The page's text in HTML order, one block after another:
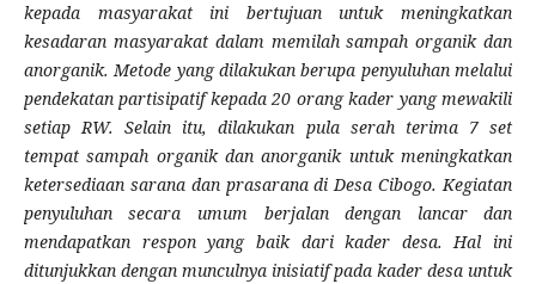
kepada masyarakat ini bertujuan untuk meningkatkan
kesadaran masyarakat dalam memilah sampah organik dan
anorganik. Metode yang dilakukan berupa penyuluhan melalui
pendekatan partisipatif kepada 20 orang kader yang mewakili
setiap RW. Selain itu, dilakukan pula serah terima 7 set
tempat sampah organik dan anorganik untuk meningkatkan
ketersediaan sarana dan prasarana di Desa Cibogo. Kegiatan
penyuluhan secara umum berjalan dengan lancar dan
mendapatkan respon yang baik dari kader desa. Hal ini
ditunjukkan dengan munculnya inisiatif pada kader desa untuk